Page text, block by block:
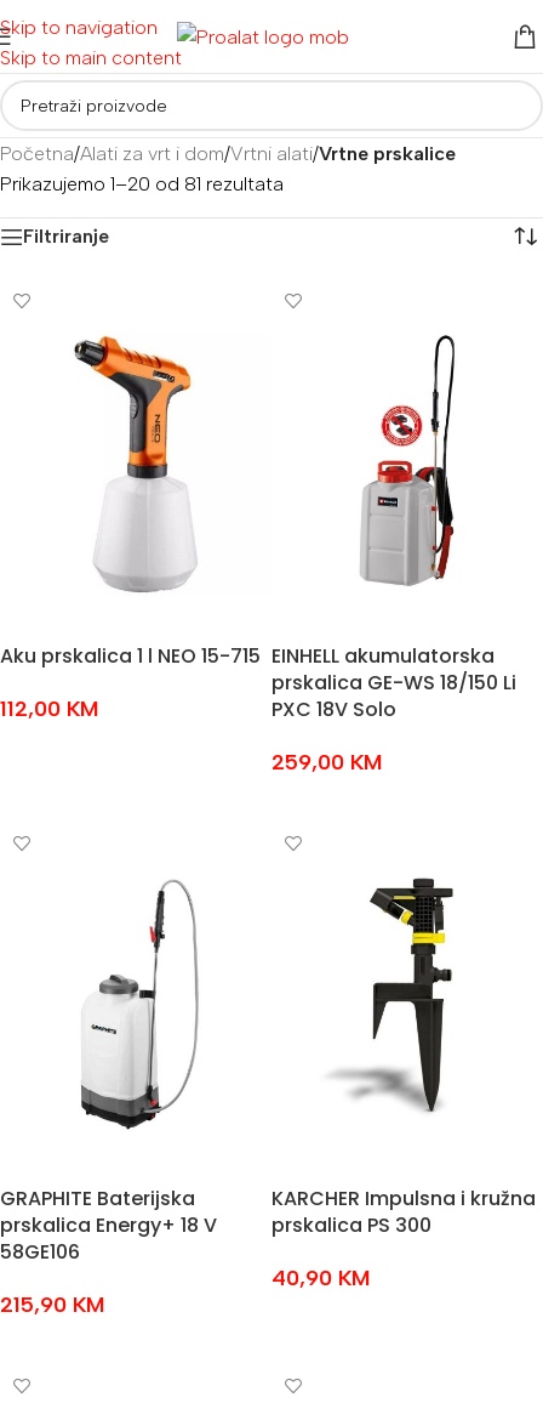
Skip to navigation
Skip to main content
Početna/Alati za vrt i dom/Vrtni alati/Vrtne prskalice
Prikazujemo 1–20 od 81 rezultata
Filtriranje
Aku prskalica 1 l NEO 15-715
112,00 KM
EINHELL akumulatorska
prskalica GE-WS 18/150 Li
PXC 18V Solo
259,00 KM
GRAPHITE Baterijska
prskalica Energy+ 18 V
58GE106
215,90 KM
KARCHER Impulsna i kružna
prskalica PS 300
40,90 KM